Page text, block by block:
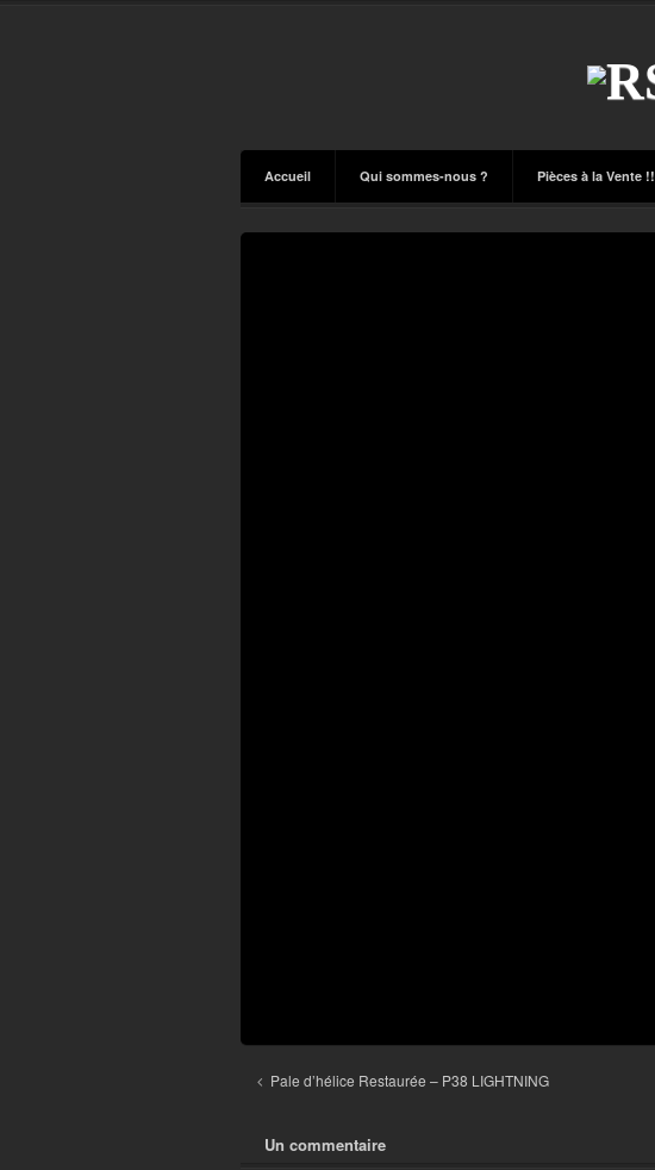
Accueil Qui sommes-nous ? Pièces à la Vente !!
Pale d’hélice Restaurée – P38 LIGHTNING
Un commentaire